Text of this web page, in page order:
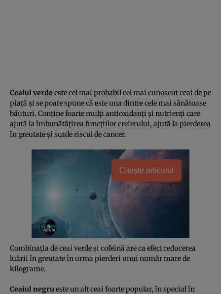
Ceaiul verde este cel mai probabil cel mai cunoscut ceai de pe
piaţă şi se poate spune că este una dintre cele mai sănătoase
băuturi. Conţine foarte mulţi antioxidanţi şi nutrienţi care
ajută la îmbunătăţirea funcţiilor creierului, ajută la pierderea
în greutate şi scade riscul de cancer.
Citește articolul
Combinaţia de ceai verde şi cofeină are ca efect reducerea
luării în greutate în urma pierderi unui număr mare de
kilograme.
Ceaiul negrueste un alt ceai foarte popular, în special în